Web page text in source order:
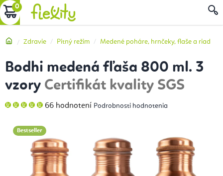
Prejsť
na
NÁKUPNÝ
Domov
Zdravie Pitný režim Medené poháre, hrnčeky, flaše a riad
Bodhi medená fľaša 800 ml. 3
vzory Certifikát kvality SGS
Priemerné
hodnotenie
5,0
z
5
hviezdičiek.
66 hodnotení Podrobnosti hodnotenia
Bestseller